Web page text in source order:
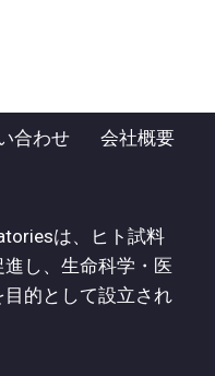
合わせ 会社概要
は、ヒト試料
し、生命科学・医
的として設立され